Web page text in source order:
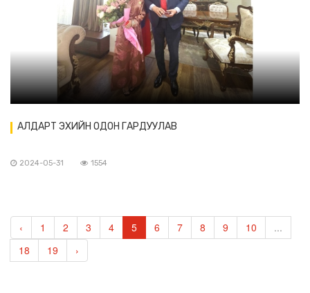
АЛДАРТ ЭХИЙН ОДОН ГАРДУУЛАВ
2024-05-31 1554
‹ 1 2 3 4 5 6 7 8 9 10
...
18
19 ›